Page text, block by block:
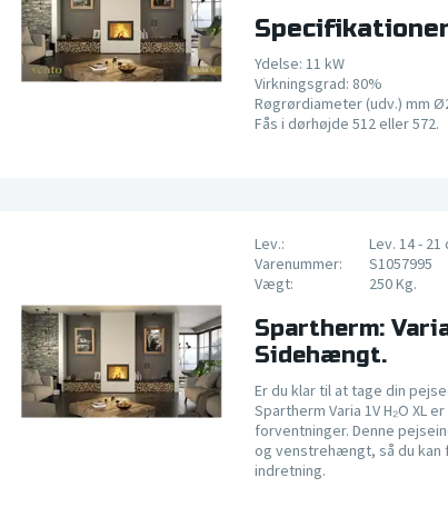
Ydelse: 11 kW
Virkningsgrad: 80%
Røgrørdiameter (udv.) mm
Fås i dørhøjde 512 eller 572.
Lev.:
Lev. 14 - 21
Varenummer:
S1057995
Vægt:
250 Kg.
Spartherm: Varia
Sidehængt.
Er du klar til at tage din
Spartherm Varia 1V H₂O XL
forventninger. Denne
og venstrehængt, så du kan
indretning.